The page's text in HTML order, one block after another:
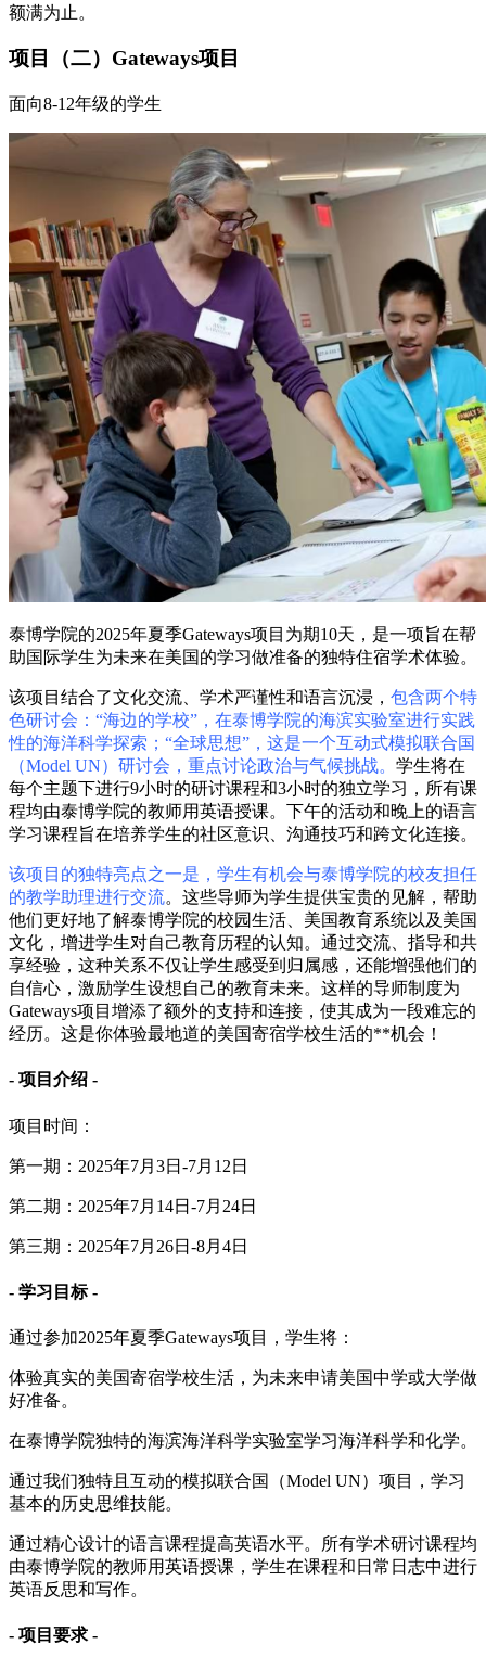
额满为止。
项目（二）Gateways项目
面向8-12年级的学生
泰博学院的2025年夏季Gateways项目为期10天，是一项旨在帮
助国际学生为未来在美国的学习做准备的独特住宿学术体验。
该项目结合了文化交流、学术严谨性和语言沉浸， 包含两个特
色研讨会：“海边的学校”，在泰博学院的海滨实验室进行实践
性的海洋科学探索；“全球思想”，这是一个互动式模拟联合国
（Model UN）研讨会，重点讨论政治与气候挑战。 学生将在
每个主题下进行9小时的研讨课程和3小时的独立学习，所有课
程均由泰博学院的教师用英语授课。下午的活动和晚上的语言
学习课程旨在培养学生的社区意识、沟通技巧和跨文化连接。
该项目的独特亮点之一是，学生有机会与泰博学院的校友担任
的教学助理进行交流。这些导师为学生提供宝贵的见解，帮助
他们更好地了解泰博学院的校园生活、美国教育系统以及美国
文化，增进学生对自己教育历程的认知。通过交流、指导和共
享经验，这种关系不仅让学生感受到归属感，还能增强他们的
自信心，激励学生设想自己的教育未来。这样的导师制度为
Gateways项目增添了额外的支持和连接，使其成为一段难忘的
经历。这是你体验最地道的美国寄宿学校生活的**机会！
- 项目介绍 -
项目时间：
第一期：2025年7月3日-7月12日
第二期：2025年7月14日-7月24日
第三期：2025年7月26日-8月4日
- 学习目标 -
通过参加2025年夏季Gateways项目，学生将：
体验真实的美国寄宿学校生活，为未来申请美国中学或大学做
好准备。
在泰博学院独特的海滨海洋科学实验室学习海洋科学和化学。
通过我们独特且互动的模拟联合国（Model UN）项目，学习
基本的历史思维技能。
通过精心设计的语言课程提高英语水平。所有学术研讨课程均
由泰博学院的教师用英语授课，学生在课程和日常日志中进行
英语反思和写作。
- 项目要求 -